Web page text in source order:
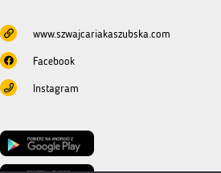
www.szwajcariakaszubska.com
Facebook
Instagram